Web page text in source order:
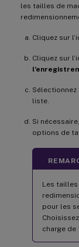
les tailles de
Cliquez sur
Cliquez sur
liste.
Si
options de
Les
pour les
charge de